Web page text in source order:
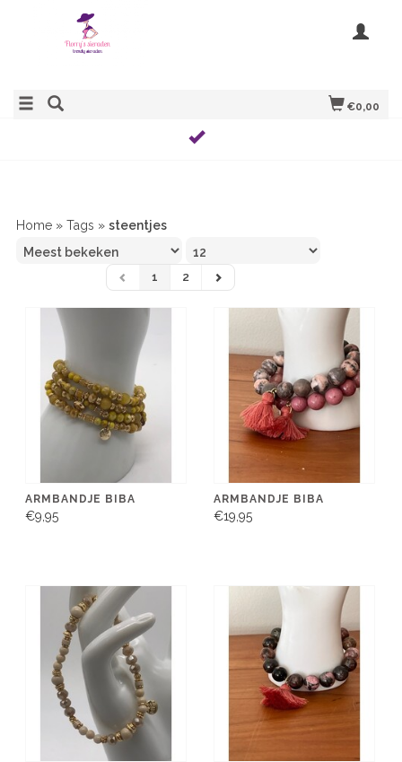
€0,00
Home » Tags » steentjes
1 2
ARMBANDJE BIBA
€9,95
ARMBANDJE BIBA
€19,95